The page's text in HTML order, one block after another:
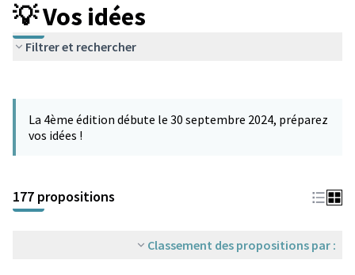
💡 Vos idées
Filtrer et rechercher
−
La 4ème édition débute le 30 septembre 2024, préparez
vos idées !
177 propositions
Classement des propositions par :